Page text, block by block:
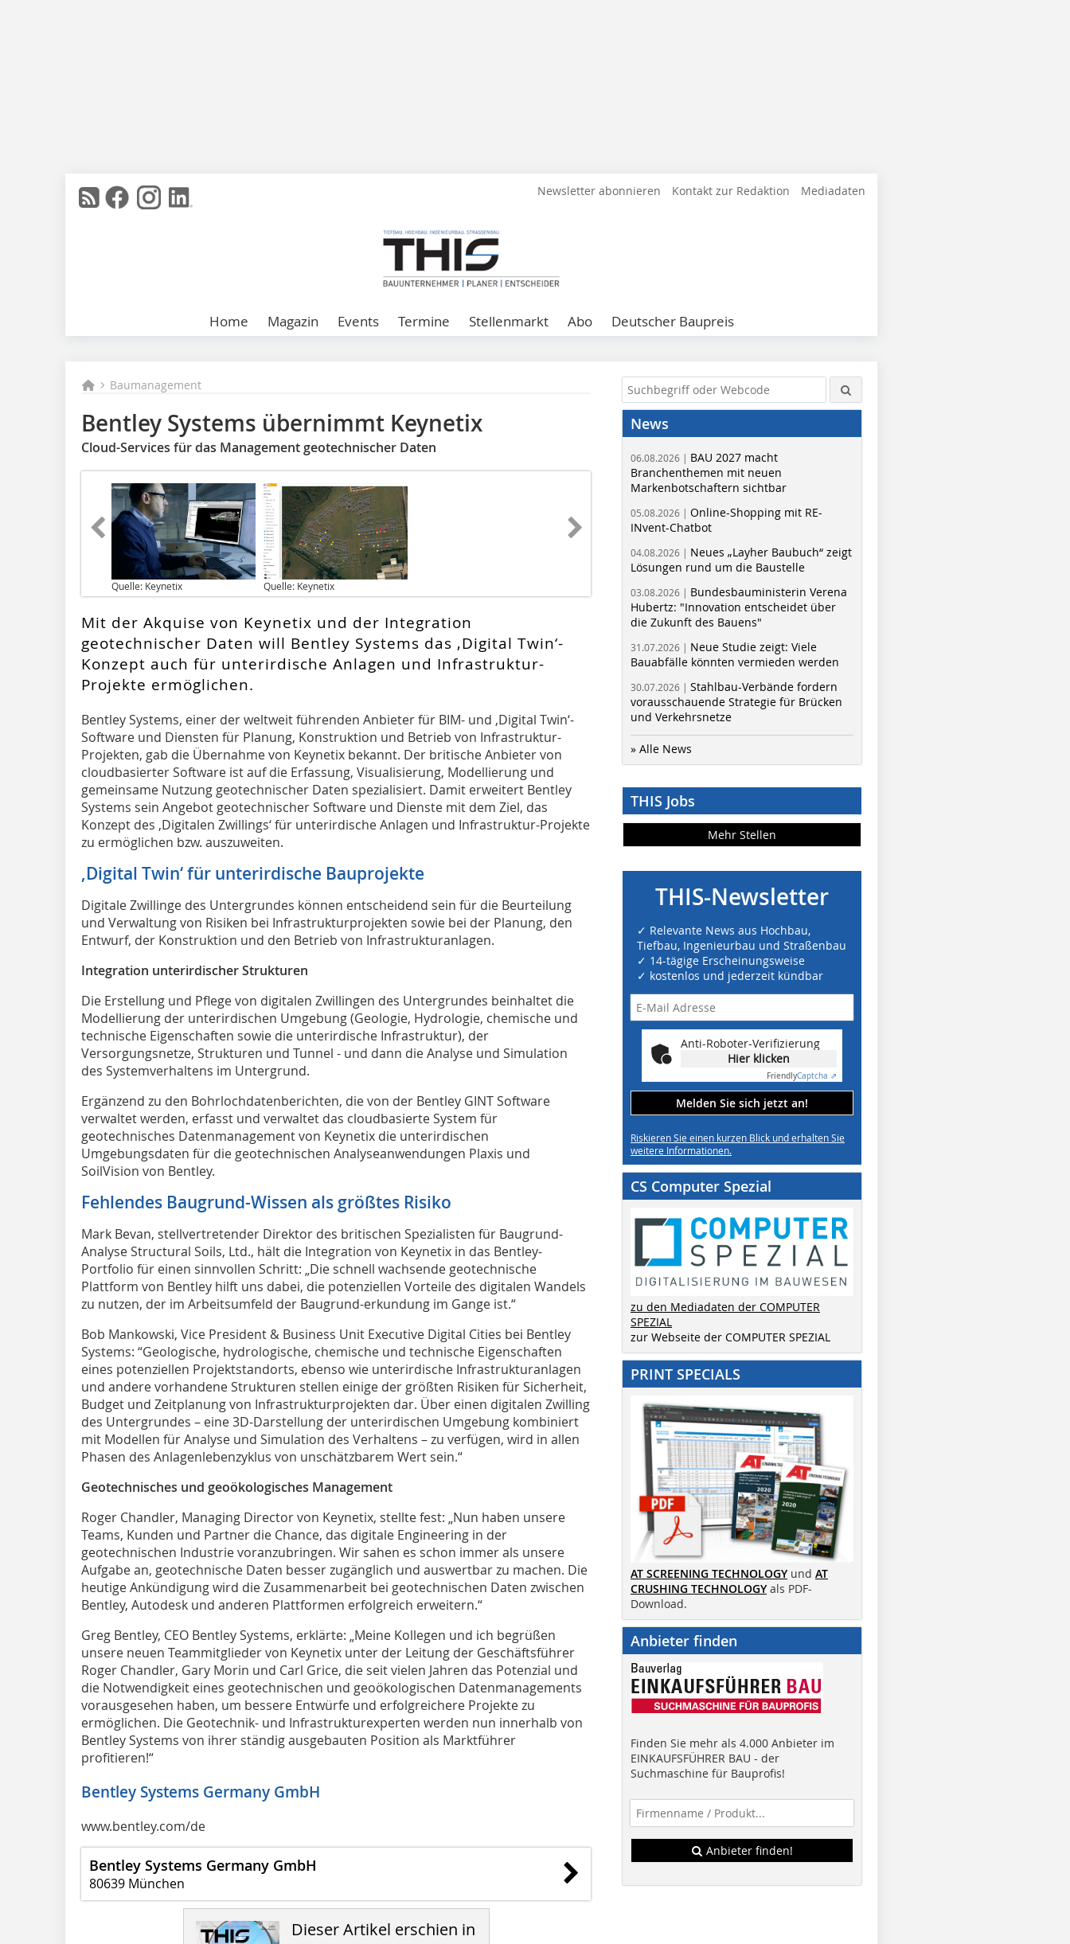
Newsletter abonnieren Kontakt zur Redaktion Mediadaten
Home Magazin Events Termine Stellenmarkt Abo Deutscher Baupreis
Baumanagement
Bentley Systems übernimmt Keynetix
Cloud-Services für das Management geotechnischer Daten
Quelle: Keynetix Quelle: Keynetix
Mit der Akquise von Keynetix und der Integration
geotechnischer Daten will Bentley Systems das ‚Digital Twin‘-
Konzept auch für unterirdische Anlagen und Infrastruktur-
Projekte ermöglichen.
Bentley Systems, einer der weltweit führenden Anbieter für BIM- und ‚Digital Twin‘-
Software und Diensten für Planung, Konstruktion und Betrieb von Infrastruktur-
Projekten, gab die Übernahme von Keynetix bekannt. Der britische Anbieter von
cloudbasierter Software ist auf die Erfassung, Visualisierung, Modellierung und
gemeinsame Nutzung geotechnischer Daten spezialisiert. Damit erweitert Bentley
Systems sein Angebot geotechnischer Software und Dienste mit dem Ziel, das
Konzept des ‚Digitalen Zwillings‘ für unterirdische Anlagen und Infrastruktur-Projekte
zu ermöglichen bzw. auszuweiten.
‚Digital Twin‘ für unterirdische Bauprojekte
Digitale Zwillinge des Untergrundes können entscheidend sein für die Beurteilung
und Verwaltung von Risiken bei Infrastrukturprojekten sowie bei der Planung, den
Entwurf, der Konstruktion und den Betrieb von Infrastrukturanlagen.
Integration unterirdischer Strukturen
Die Erstellung und Pflege von digitalen Zwillingen des Untergrundes beinhaltet die
Modellierung der unterirdischen Umgebung (Geologie, Hydrologie, chemische und
technische Eigenschaften sowie die unterirdische Infrastruktur), der
Versorgungsnetze, Strukturen und Tunnel - und dann die Analyse und Simulation
des Systemverhaltens im Untergrund.
Ergänzend zu den Bohrlochdatenberichten, die von der Bentley GINT Software
verwaltet werden, erfasst und verwaltet das cloudbasierte System für
geotechnisches Datenmanagement von Keynetix die unterirdischen
Umgebungsdaten für die geotechnischen Analyseanwendungen Plaxis und
SoilVision von Bentley.
Fehlendes Baugrund-Wissen als größtes Risiko
Mark Bevan, stellvertretender Direktor des britischen Spezialisten für Baugrund-
Analyse Structural Soils, Ltd., hält die Integration von Keynetix in das Bentley-
Portfolio für einen sinnvollen Schritt: „Die schnell wachsende geotechnische
Plattform von Bentley hilft uns dabei, die potenziellen Vorteile des digitalen Wandels
zu nutzen, der im Arbeitsumfeld der Baugrund-erkundung im Gange ist.“
Bob Mankowski, Vice President & Business Unit Executive Digital Cities bei Bentley
Systems: “Geologische, hydrologische, chemische und technische Eigenschaften
eines potenziellen Projektstandorts, ebenso wie unterirdische Infrastrukturanlagen
und andere vorhandene Strukturen stellen einige der größten Risiken für Sicherheit,
Budget und Zeitplanung von Infrastrukturprojekten dar. Über einen digitalen Zwilling
des Untergrundes – eine 3D-Darstellung der unterirdischen Umgebung kombiniert
mit Modellen für Analyse und Simulation des Verhaltens – zu verfügen, wird in allen
Phasen des Anlagenlebenzyklus von unschätzbarem Wert sein.“
Geotechnisches und geoökologisches Management
Roger Chandler, Managing Director von Keynetix, stellte fest: „Nun haben unsere
Teams, Kunden und Partner die Chance, das digitale Engineering in der
geotechnischen Industrie voranzubringen. Wir sahen es schon immer als unsere
Aufgabe an, geotechnische Daten besser zugänglich und auswertbar zu machen. Die
heutige Ankündigung wird die Zusammenarbeit bei geotechnischen Daten zwischen
Bentley, Autodesk und anderen Plattformen erfolgreich erweitern.“
Greg Bentley, CEO Bentley Systems, erklärte: „Meine Kollegen und ich begrüßen
unsere neuen Teammitglieder von Keynetix unter der Leitung der Geschäftsführer
Roger Chandler, Gary Morin und Carl Grice, die seit vielen Jahren das Potenzial und
die Notwendigkeit eines geotechnischen und geoökologischen Datenmanagements
vorausgesehen haben, um bessere Entwürfe und erfolgreichere Projekte zu
ermöglichen. Die Geotechnik- und Infrastrukturexperten werden nun innerhalb von
Bentley Systems von ihrer ständig ausgebauten Position als Marktführer
profitieren!“
Bentley Systems Germany GmbH
www.bentley.com/de
Bentley Systems Germany GmbH
80639 München
Dieser Artikel erschien in
News
06.08.2026 | BAU 2027 macht
Branchenthemen mit neuen
Markenbotschaftern sichtbar
05.08.2026 | Online-Shopping mit RE-
INvent-Chatbot
04.08.2026 | Neues „Layher Baubuch“ zeigt
Lösungen rund um die Baustelle
03.08.2026 | Bundesbauministerin Verena
Hubertz: "Innovation entscheidet über
die Zukunft des Bauens"
31.07.2026 | Neue Studie zeigt: Viele
Bauabfälle könnten vermieden werden
30.07.2026 | Stahlbau-Verbände fordern
vorausschauende Strategie für Brücken
und Verkehrsnetze
» Alle News
THIS Jobs
Mehr Stellen
THIS-Newsletter
✓ Relevante News aus Hochbau,
Tiefbau, Ingenieurbau und Straßenbau
✓ 14-tägige Erscheinungsweise
✓ kostenlos und jederzeit kündbar
Anti-Roboter-Verifizierung
Hier klicken
FriendlyCaptcha ⇗
Melden Sie sich jetzt an!
Riskieren Sie einen kurzen Blick und erhalten Sie
weitere Informationen.
CS Computer Spezial
zu den Mediadaten der COMPUTER
SPEZIAL
zur Webseite der COMPUTER SPEZIAL
PRINT SPECIALS
AT SCREENING TECHNOLOGY und AT
CRUSHING TECHNOLOGY als PDF-
Download.
Anbieter finden
Finden Sie mehr als 4.000 Anbieter im
EINKAUFSFÜHRER BAU - der
Suchmaschine für Bauprofis!
Anbieter finden!